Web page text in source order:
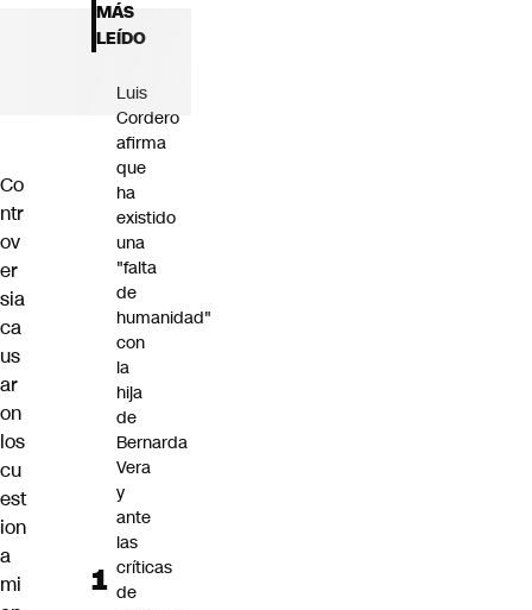
Co
ntr
ov
er
sia
ca
us
ar
on
los
cu
est
ion
a
mi
MÁS
LEÍDO
Luis
Cordero
afirma
que
ha
existido
una
"falta
de
humanidad"
con
la
hija
de
Bernarda
Vera
y
ante
las
críticas
de